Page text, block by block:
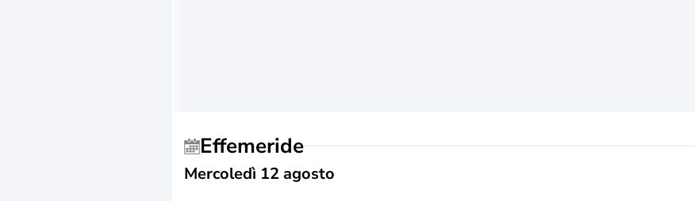
Effemeride
Mercoledì 12 agosto